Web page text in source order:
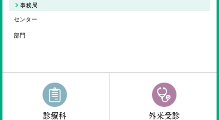
事務局
センター
部門
診療科 外来受診